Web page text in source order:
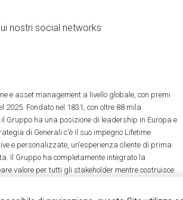
nostri social networks
e asset management a livello globale, con premi
Fondato nel 1831, con oltre 88 mila
Gruppo ha una posizione di leadership in Europa e
di Generali c'è il suo impegno Lifetime
e personalizzate, un'esperienza cliente di prima
Il Gruppo ha completamente integrato la
valore per tutti gli stakeholder mentre costruisce